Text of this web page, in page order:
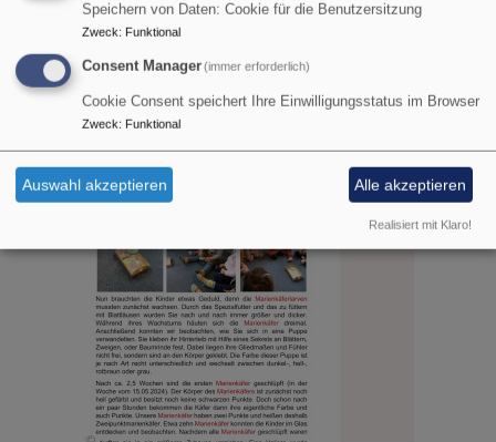
Speichern von Daten: Cookie für die Benutzersitzung
Zweck: Funktional
Consent Manager(immer erforderlich)
Cookie Consent speichert Ihre Einwilligungsstatus im Browser
Zweck: Funktional
Auswahl akzeptieren Alle akzeptieren
Realisiert mit Klaro!